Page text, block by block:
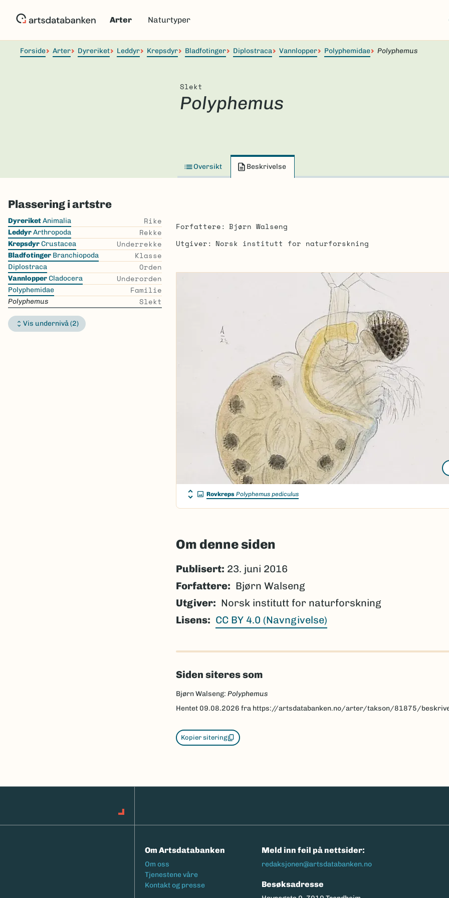
Arter Naturtyper
Forside Arter Dyreriket Leddyr Krepsdyr Bladfotinger Diplostraca Vannlopper Polyphemidae Polyphemus
Slekt
Polyphemus
Oversikt Beskrivelse
Plassering i artstre
Skip
the
list
DyreriketAnimalia Rike
LeddyrArthropoda Rekke
KrepsdyrCrustacea Underrekke
Bladfotinger Branchiopoda Klasse
Diplostraca Orden
VannlopperCladocera Underorden
Polyphemidae Familie
Polyphemus Slekt
Vis undernivå (2)
Forfattere
Bjørn Walseng
Utgiver
Norsk institutt for naturforskning
Rovkreps Polyphemus pediculus
Om denne siden
Publisert: 23. juni 2016
Forfattere
Bjørn Walseng
Utgiver
Norsk institutt for naturforskning
Lisens
CC BY 4.0 (Navngivelse)
Siden siteres som
Bjørn Walseng: Polyphemus
Hentet 09.08.2026 fra https://artsdatabanken.no/arter/takson/81875/
Kopier sitering
Om Artsdatabanken
Footermeny
Om oss
Tjenestene våre
Kontakt og presse
Meld inn feil på nettsider:
redaksjonen@artsdatabanken.no
Besøksadresse